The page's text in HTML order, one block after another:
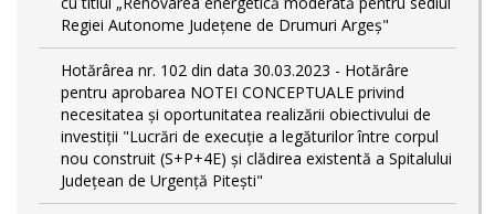
Regiei Autonome Județene de Drumuri Argeș"
Hotărârea nr. 102 din data 30.03.2023 - Hotărâre
pentru aprobarea NOTEI CONCEPTUALE privind
necesitatea și oportunitatea realizării obiectivului de
investiții "Lucrări de execuție a legăturilor între corpul
nou construit (S+P+4E) și clădirea existentă a Spitalului
Județean de Urgență Pitești"